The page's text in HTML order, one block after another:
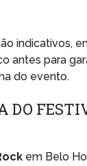
indicativos,
antes para
do evento.
DO
em Belo